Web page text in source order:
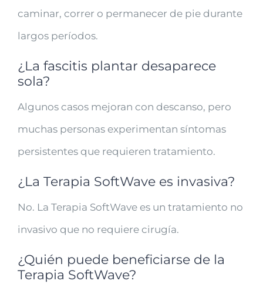
caminar, correr o permanecer de pie durante
largos períodos.
¿La fascitis plantar desaparece
sola?
Algunos casos mejoran con descanso, pero
muchas personas experimentan síntomas
persistentes que requieren tratamiento.
¿La Terapia SoftWave es invasiva?
No. La Terapia SoftWave es un tratamiento no
invasivo que no requiere cirugía.
¿Quién puede beneficiarse de la
Terapia SoftWave?